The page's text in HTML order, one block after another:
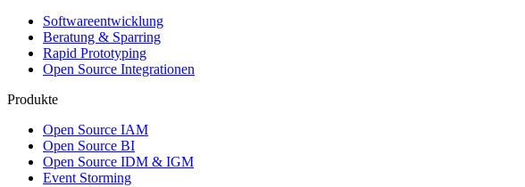
Softwareentwicklung
Beratung & Sparring
Rapid Prototyping
Open Source Integrationen
Produkte
Open Source IAM
Open Source BI
Open Source IDM & IGM
Event Storming